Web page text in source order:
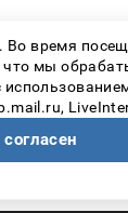
Во время
что мы